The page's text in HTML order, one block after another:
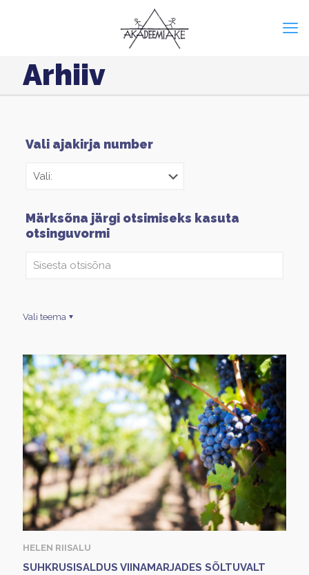
Arhiiv
Vali ajakirja number
Märksõna järgi otsimiseks kasuta
otsinguvormi
Vali teema
HELEN RIISALU
SUHKRUSISALDUS VIINAMARJADES SÕLTUVALT